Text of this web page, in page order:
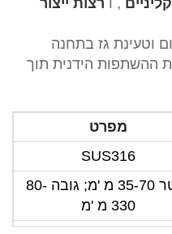
וטעינת גז בתחנה
הידנית תוך
מפרט
SUS316
קוטר 35-70 מ 'מ; גובה 80-
330 מ 'מ